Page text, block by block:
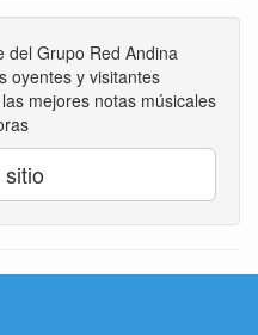
del Grupo Red Andina
oyentes y visitantes
mejores notas músicales